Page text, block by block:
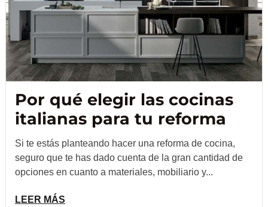
Por qué elegir las cocinas
italianas para tu reforma
Si te estás planteando hacer una reforma de cocina,
seguro que te has dado cuenta de la gran cantidad de
opciones en cuanto a materiales, mobiliario y...
LEER MÁS